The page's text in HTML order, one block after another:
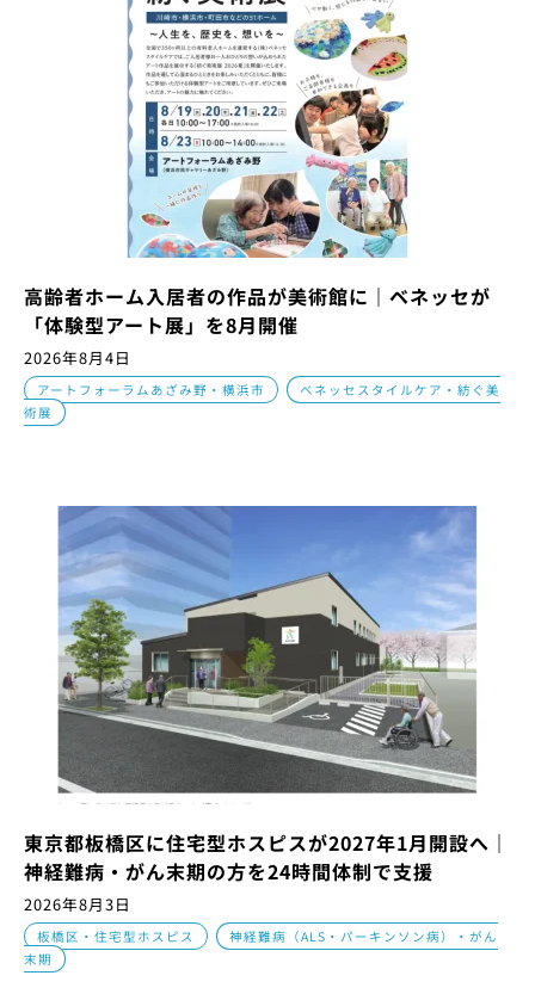
高齢者ホーム入居者の作品が美術館に｜ベネッセが
「体験型アート展」を8月開催
2026年8月4日
アートフォーラムあざみ野・横浜市 ,
ベネッセスタイルケア・紡ぐ美
術展
東京都板橋区に住宅型ホスピスが2027年1月開設へ｜
神経難病・がん末期の方を24時間体制で支援
2026年8月3日
板橋区・住宅型ホスピス ,
神経難病（ALS・パーキンソン病）・がん
末期